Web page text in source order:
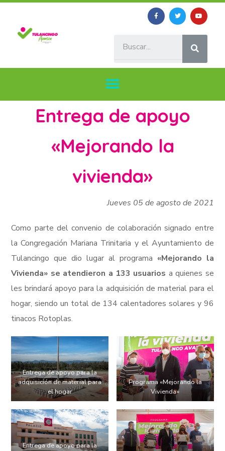
Entrega de apoyo
«Mejorando la
vivienda»
Jueves 05 de agosto de 2021
Como parte del convenio de colaboración signado entre
la Congregación Mariana Trinitaria y el Ayuntamiento de
Tulancingo que dio lugar al programa «Mejorando la
Vivienda» se atendieron a 133 usuarios a quienes se
les brindará apoyo para la adquisición de material para el
hogar, siendo un total de 134 calentadores solares y 96
tinacos Rotoplas.
Entrega de apoyo para la
adquisición de material para
el hogar
Programa «Mejorando la
Vivienda»
Entrega de apoyo para la